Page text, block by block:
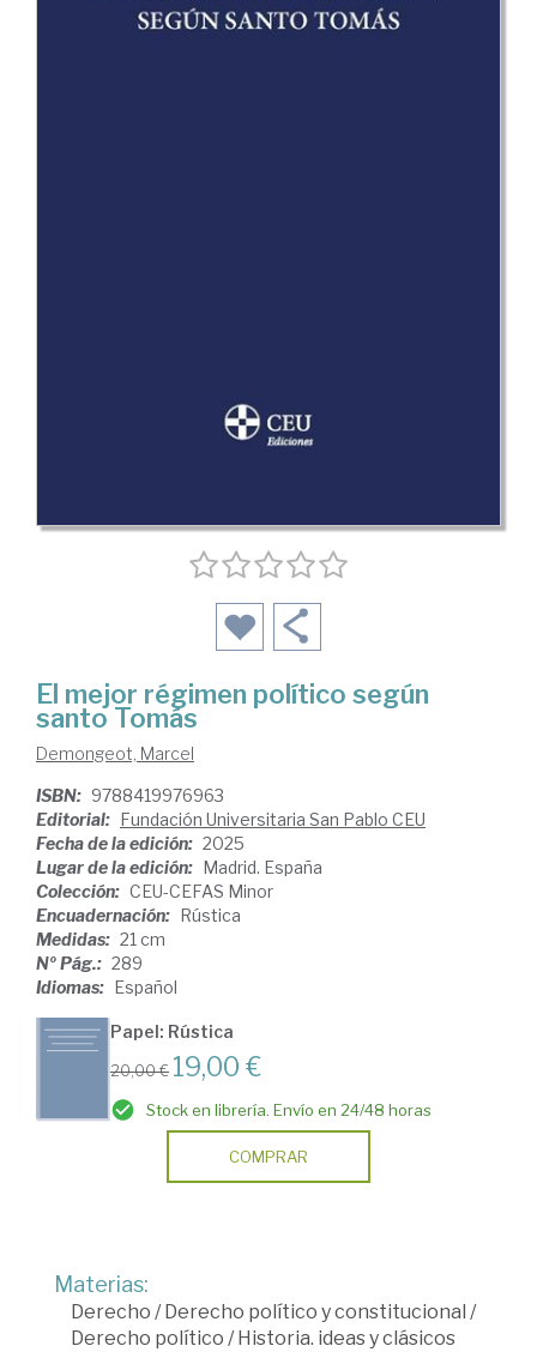
El mejor régimen político según
santo Tomás
Demongeot, Marcel
ISBN: 9788419976963
Editorial: Fundación Universitaria San Pablo CEU
Fecha de la edición: 2025
Lugar de la edición: Madrid. España
Colección: CEU-CEFAS Minor
Encuadernación: Rústica
Medidas: 21 cm
Nº Pág.: 289
Idiomas: Español
Papel: Rústica
20,00 € 19,00 €
Stock en librería. Envío en 24/48 horas
COMPRAR
Materias:
Derecho /Derecho político y constitucional /
Derecho político /Historia. ideas y clásicos